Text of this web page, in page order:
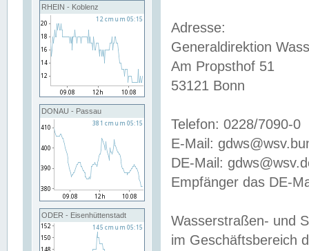
RHEIN - Koblenz
DONAU - Passau
ODER - Eisenhüttenstadt
Adresse:
Generaldirektion
Am Propsthof 51
53121 Bonn
Telefon: 0228/7090-0
E-Mail:
DE-Mail:
Empfänger das DE-
Wasserstraßen- und
im Geschäftsbereich